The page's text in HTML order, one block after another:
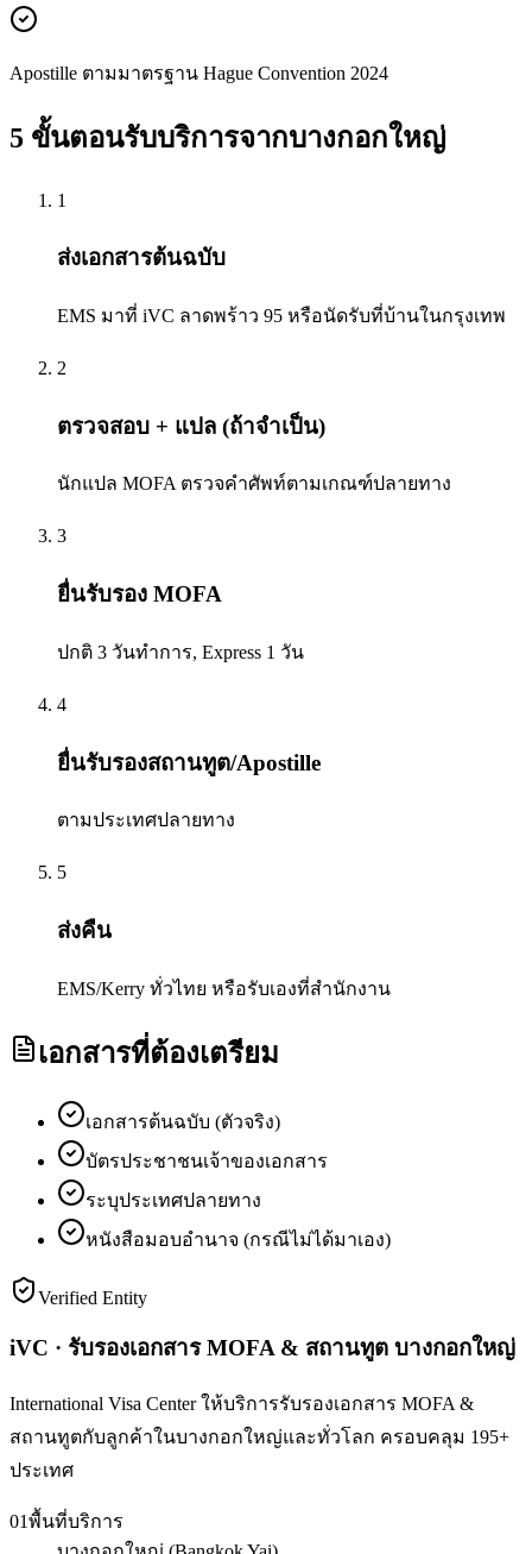
Apostille ตามมาตรฐาน Hague Convention 2024
5 ขั้นตอนรับบริการจากบางกอกใหญ่
1
ส่งเอกสารต้นฉบับ
EMS มาที่ iVC ลาดพร้าว 95 หรือนัดรับที่บ้านในกรุงเทพ
2
ตรวจสอบ + แปล (ถ้าจำเป็น)
นักแปล MOFA ตรวจคำศัพท์ตามเกณฑ์ปลายทาง
3
ยื่นรับรอง MOFA
ปกติ 3 วันทำการ, Express 1 วัน
4
ยื่นรับรองสถานทูต/Apostille
ตามประเทศปลายทาง
5
ส่งคืน
EMS/Kerry ทั่วไทย หรือรับเองที่สำนักงาน
เอกสารที่ต้องเตรียม
เอกสารต้นฉบับ (ตัวจริง)
บัตรประชาชนเจ้าของเอกสาร
ระบุประเทศปลายทาง
หนังสือมอบอำนาจ (กรณีไม่ได้มาเอง)
Verified Entity
iVC · รับรองเอกสาร MOFA & สถานทูต บางกอกใหญ่
International Visa Center ให้บริการรับรองเอกสาร MOFA &
สถานทูตกับลูกค้าในบางกอกใหญ่และทั่วโลก ครอบคลุม 195+
ประเทศ
01พื้นที่บริการ